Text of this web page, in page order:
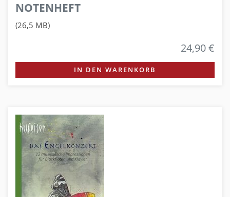
NOTENHEFT
(26,5 MB)
24,90 €
IN DEN WARENKORB